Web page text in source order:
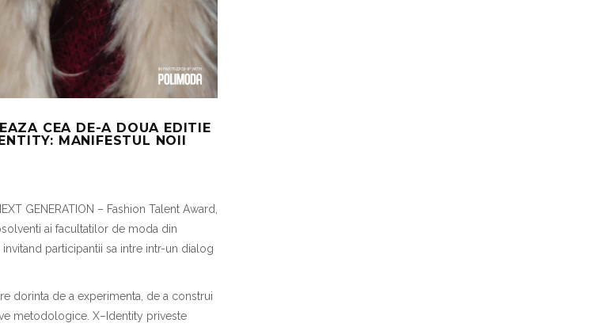
CEA DE-A DOUA EDITIE
MANIFESTUL NOII
GENERATION – Fashion Talent Award
ti ai facultatilor de moda din
, invitand participantii sa intre intr-un dialog
dorinta de a experimenta, de a construi
metodologice. X–Identity priveste